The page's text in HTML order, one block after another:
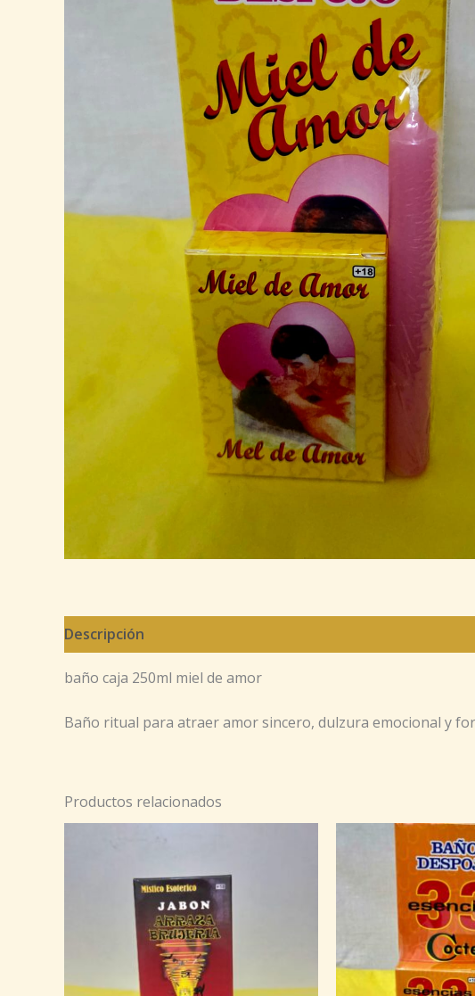
Descripción
baño caja 250ml miel de amor
Baño ritual para atraer amor sincero, dulzura emocional y
Productos relacionados